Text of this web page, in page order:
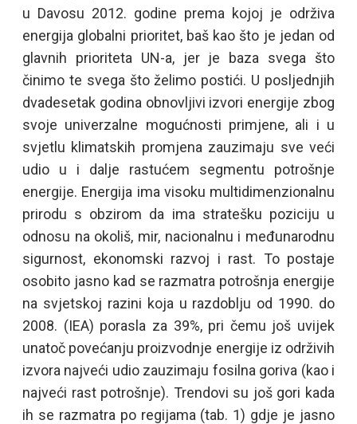
u Davosu 2012. godine prema kojoj je održiva
energija globalni prioritet, baš kao što je jedan od
glavnih prioriteta UN-a, jer je baza svega što
činimo te svega što želimo postići. U posljednjih
dvadesetak godina obnovljivi izvori energije zbog
svoje univerzalne mogućnosti primjene, ali i u
svjetlu klimatskih promjena zauzimaju sve veći
udio u i dalje rastućem segmentu potrošnje
energije. Energija ima visoku multidimenzionalnu
prirodu s obzirom da ima stratešku poziciju u
odnosu na okoliš, mir, nacionalnu i međunarodnu
sigurnost, ekonomski razvoj i rast. To postaje
osobito jasno kad se razmatra potrošnja energije
na svjetskoj razini koja u razdoblju od 1990. do
2008. (IEA) porasla za 39%, pri čemu još uvijek
unatoč povećanju proizvodnje energije iz održivih
izvora najveći udio zauzimaju fosilna goriva (kao i
najveći rast potrošnje). Trendovi su još gori kada
ih se razmatra po regijama (tab. 1) gdje je jasno